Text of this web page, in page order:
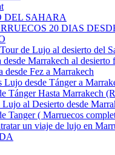
DEL SAHARA
20 DIAS
de Lujo al desierto del
desde Marrakech al desierto
desde Fez a Marrakech
Lujo desde Tánger a
Tánger Hasta Marrakech
al Desierto desde
Tanger ( Marruecos
un viaje de lujo en